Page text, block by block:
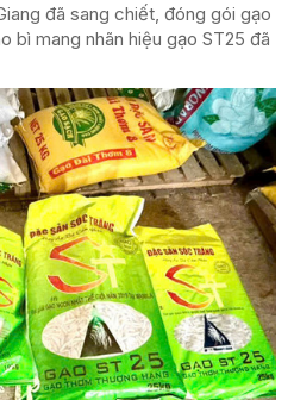
đã sang chiết, đóng gói gạo
bì mang nhãn hiệu gạo ST25 đã